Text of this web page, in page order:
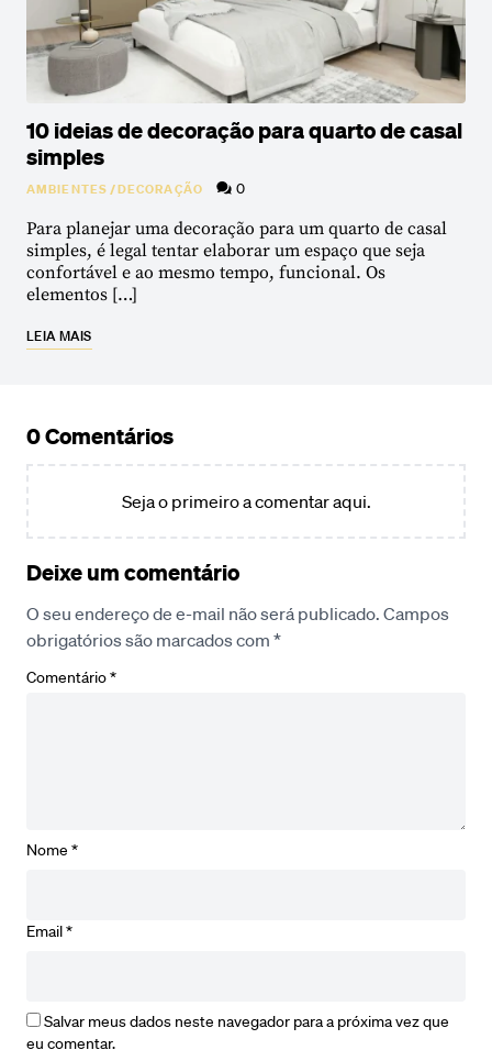
10 ideias de decoração para quarto de casal
simples
AMBIENTES/DECORAÇÃO 0
Para planejar uma decoração para um quarto de casal
simples, é legal tentar elaborar um espaço que seja
confortável e ao mesmo tempo, funcional. Os
elementos […]
LEIA MAIS
0 Comentários
Seja o primeiro a comentar aqui.
Deixe um comentário
O seu endereço de e-mail não será publicado. Campos
obrigatórios são marcados com *
Comentário*
Nome *
Email*
Salvar meus dados neste navegador para a próxima vez que
eu comentar.